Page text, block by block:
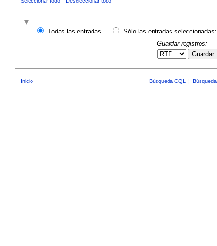
Todas las entradas
Sólo las entradas seleccionadas:
Guardar registros:
Guardar
Inicio Búsqueda CQL